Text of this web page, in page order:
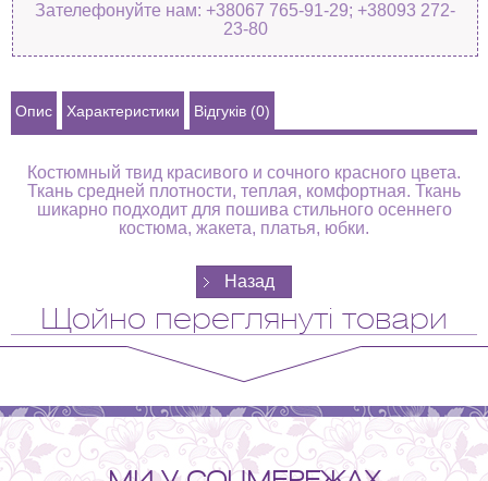
Зателефонуйте нам: +38067 765-91-29; +38093 272-
23-80
Опис Характеристики Відгуків (0)
Костюмный твид красивого и сочного красного цвета.
Ткань средней плотности, теплая, комфортная. Ткань
шикарно подходит для пошива стильного осеннего
костюма, жакета, платья, юбки.
Щойно переглянуті товари